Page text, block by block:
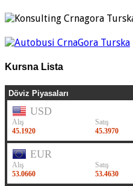
Kursna Lista